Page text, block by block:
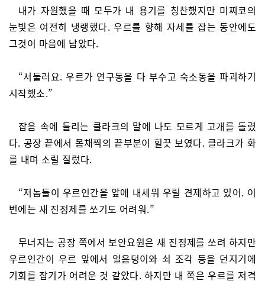
내가 자원했을 때 모두가 내 용기를 칭찬했지만 미찌코의
눈빛은 여전히 냉랭했다. 우르를 향해 자세를 잡는 동안에도
그것이 마음에 남았다.
“서둘러요. 우르가 연구동을 다 부수고 숙소동을 파괴하기
시작했소.”
잡음 속에 들리는 클라크의 말에 나도 모르게 고개를 돌렸
다. 공장 끝에서 몸채찍의 끝부분이 힐끗 보였다. 클라크가 화
를 내며 소릴 질렀다.
“저놈들이 우르인간을 앞에 내세워 우릴 견제하고 있어. 이
번에는 새 진정제를 쏘기도 어려워.”
무너지는 공장 쪽에서 보안요원은 새 진정제를 쏘려 하지만
우르인간이 우르 앞에서 얼음덩이와 쇠 조각 등을 던지기에
기회를 잡기가 어려운 것 같았다. 하지만 내 쪽은 우르를 저격